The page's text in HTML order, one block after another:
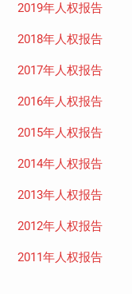
2019年人权报告
2018年人权报告
2017年人权报告
2016年人权报告
2015年人权报告
2014年人权报告
2013年人权报告
2012年人权报告
2011年人权报告